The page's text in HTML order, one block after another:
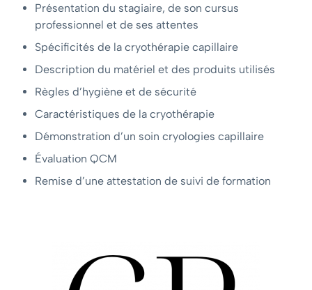
Présentation du stagiaire, de son cursus
professionnel et de ses attentes
Spécificités de la cryothérapie capillaire
Description du matériel et des produits utilisés
Règles d’hygiène et de sécurité
Caractéristiques de la cryothérapie
Démonstration d’un soin cryologies capillaire
Évaluation QCM
Remise d’une attestation de suivi de formation